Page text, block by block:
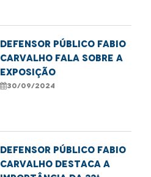
Defensor público Fabio
Carvalho fala sobre a
exposição
30/09/2024
Defensor público Fabio
Carvalho destaca a